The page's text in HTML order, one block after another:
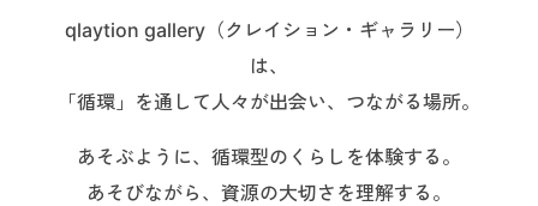
qlaytion gallery（クレイション・ギャラリー）
は、
「循環」を通して人々が出会い、つながる場所。
あそぶように、循環型のくらしを体験する。
あそびながら、資源の大切さを理解する。